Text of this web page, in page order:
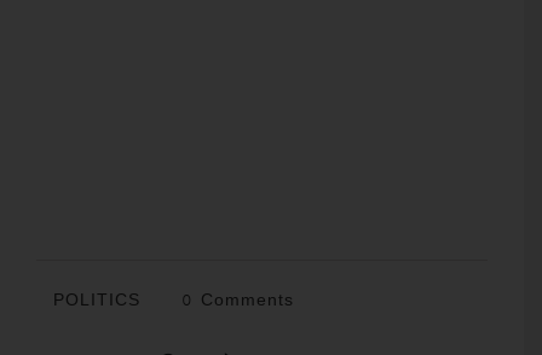
POLITICS 0 Comments